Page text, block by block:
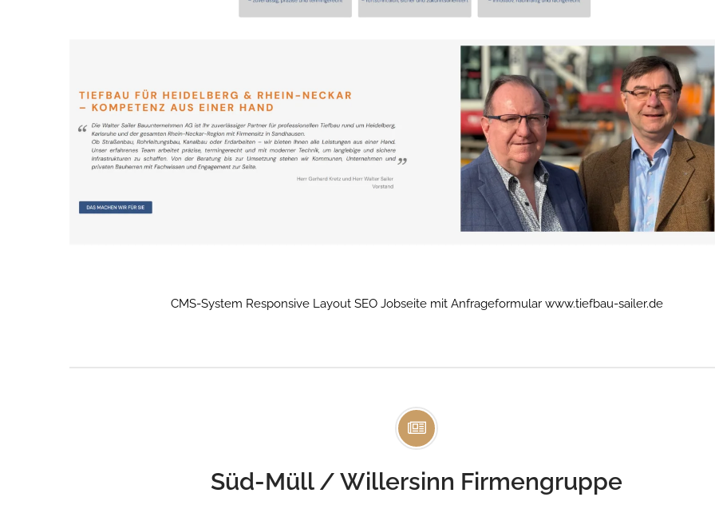
CMS-System Responsive Layout SEO Jobseite mit Anfrageformular www.tiefbau-sailer.de
Süd-Müll / Willersinn Firmengruppe